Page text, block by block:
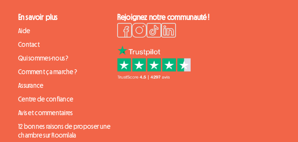
En savoir plus
Aide
Contact
Qui sommes-nous ?
Comment ça marche ?
Assurance
Centre de confiance
Avis et commentaires
12 bonnes raisons de proposer une
chambre sur Roomlala
Rejoignez notre communauté !